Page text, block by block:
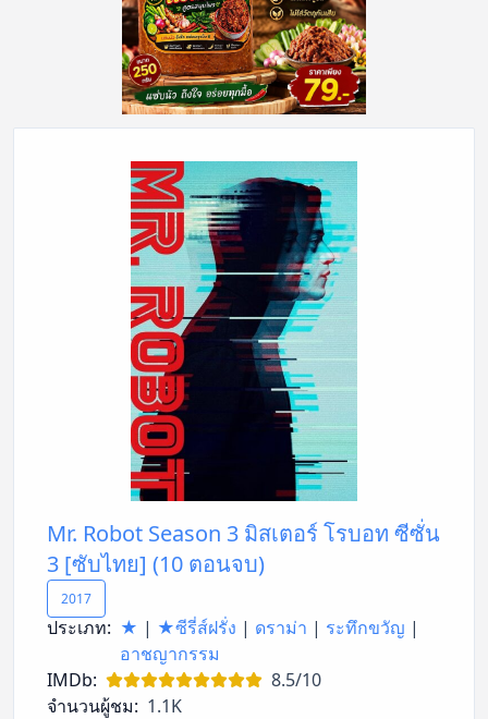
Mr. Robot Season 3 มิสเตอร์ โรบอท ซีซั่น
3 [ซับไทย] (10 ตอนจบ)
2017
ประเภท: ★ | ★ซีรี่ส์ฝรั่ง | ดราม่า | ระทึกขวัญ |
อาชญากรรม
IMDb:
8.5/10
จำนวนผู้ชม: 1.1K